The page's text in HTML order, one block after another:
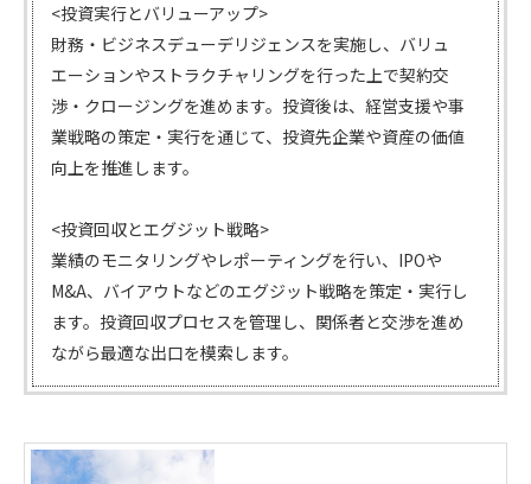
<投資実行とバリューアップ>
財務・ビジネスデューデリジェンスを実施し、バリュ
エーションやストラクチャリングを行った上で契約交
渉・クロージングを進めます。投資後は、経営支援や事
業戦略の策定・実行を通じて、投資先企業や資産の価値
向上を推進します。
<投資回収とエグジット戦略>
業績のモニタリングやレポーティングを行い、IPOや
M&A、バイアウトなどのエグジット戦略を策定・実行し
ます。投資回収プロセスを管理し、関係者と交渉を進め
ながら最適な出口を模索します。